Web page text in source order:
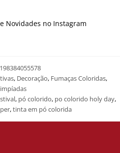
Novidades no Instagram
, Decoração, Fumaças Coloridas,
, pó colorido, po colorido holy day,
,tinta em pó colorida